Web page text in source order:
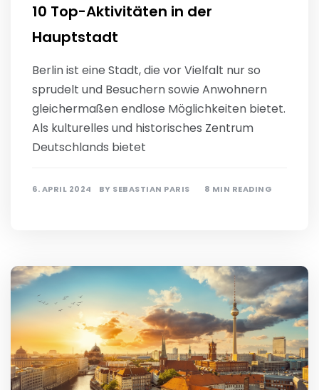
10 Top-Aktivitäten in der
Hauptstadt
Berlin ist eine Stadt, die vor Vielfalt nur so
sprudelt und Besuchern sowie Anwohnern
gleichermaßen endlose Möglichkeiten bietet.
Als kulturelles und historisches Zentrum
Deutschlands bietet
6. APRIL 2024 BY SEBASTIAN PARIS 8 MIN READING